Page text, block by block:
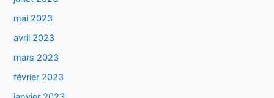
mai 2023
avril 2023
mars 2023
février 2023